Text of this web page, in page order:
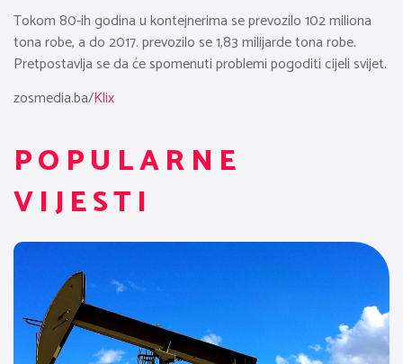
Tokom 80-ih godina u kontejnerima se prevozilo 102 miliona
tona robe, a do 2017. prevozilo se 1,83 milijarde tona robe.
Pretpostavlja se da će spomenuti problemi pogoditi cijeli svijet.
zosmedia.ba/Klix
POPULARNE
VIJESTI